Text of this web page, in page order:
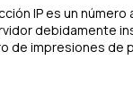
IP es un número
debidamente
de impresiones de